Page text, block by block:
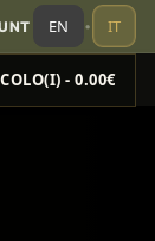
EN • IT
- 0.00€